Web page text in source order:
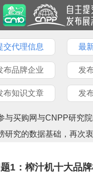
交代理信息 最
布品牌企业 发
布知识文章 发
与买购网与CNPP研究
研究的数据基础，再次
1：榨汁机十大品